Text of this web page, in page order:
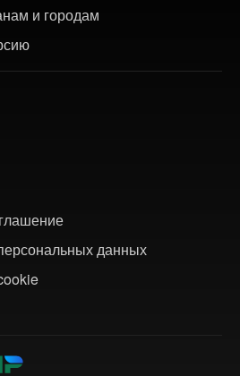
и городам
данных